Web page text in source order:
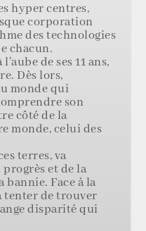
hyper centres,
corporation
des technologies
chacun.
de ses 11 ans,
Dès lors,
monde qui
son
côté de la
monde, celui des
terres, va
et de la
bannie. Face à la
tenter de trouver
disparité qui